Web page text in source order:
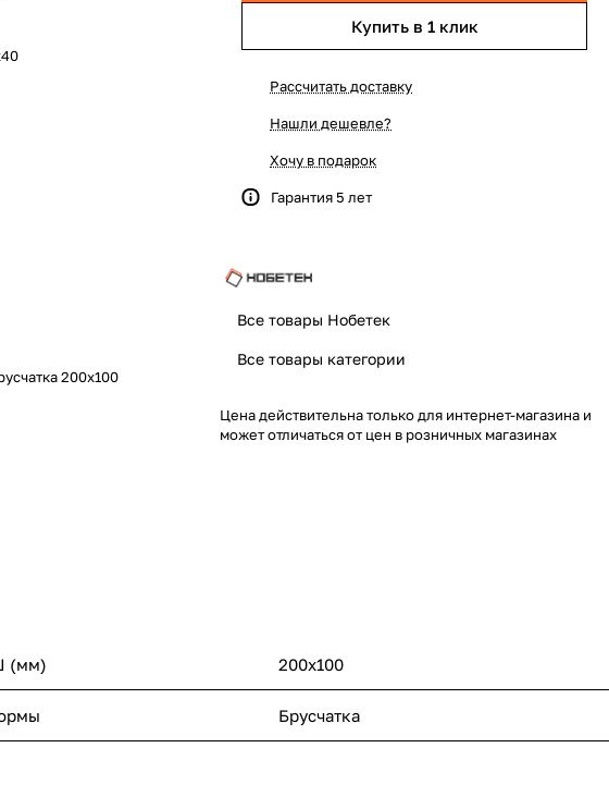
200х100
Купить в 1 клик
Рассчитать доставку
Нашли дешевле?
Хочу в подарок
Гарантия 5 лет
Все товары Нобетек
Все товары категории
Цена действительна только для интернет-магазина и
может отличаться от цен в розничных магазинах
(мм) 200х100
Брусчатка